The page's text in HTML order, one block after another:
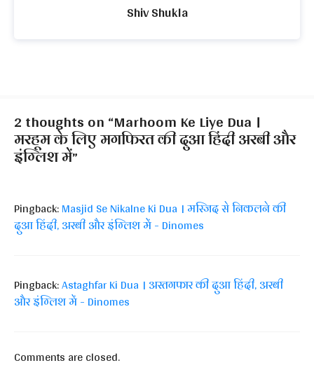
Shiv Shukla
2 thoughts on “Marhoom Ke Liye Dua ।
मरहूम के लिए मगफिरत की दुआ हिंदी अरबी और
इंग्लिश में”
Pingback:Masjid Se Nikalne Ki Dua । मस्जिद से निकलने की
दुआ हिंदी, अरबी और इंग्लिश में - Dinomes
Pingback:Astaghfar Ki Dua । अस्तगफार की दुआ हिंदी, अरबी
और इंग्लिश में - Dinomes
Comments are closed.